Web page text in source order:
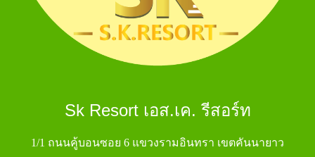
Sk Resort เอส.เค. รีสอร์ท
1/1 ถนนคู้บอนซอย 6 แขวงรามอินทรา เขตคันนายาว